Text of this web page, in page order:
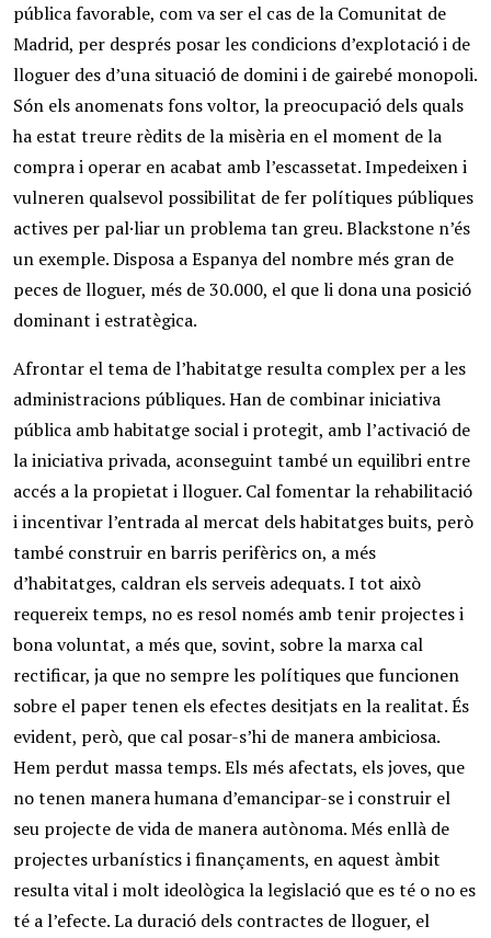
pública favorable, com va ser el cas de la Comunitat de
Madrid, per després posar les condicions d’explotació i de
lloguer des d’una situació de domini i de gairebé monopoli.
Són els anomenats fons voltor, la preocupació dels quals
ha estat treure rèdits de la misèria en el moment de la
compra i operar en acabat amb l’escassetat. Impedeixen i
vulneren qualsevol possibilitat de fer polítiques públiques
actives per pal·liar un problema tan greu. Blackstone n’és
un exemple. Disposa a Espanya del nombre més gran de
peces de lloguer, més de 30.000, el que li dona una posició
dominant i estratègica.
Afrontar el tema de l’habitatge resulta complex per a les
administracions públiques. Han de combinar iniciativa
pública amb habitatge social i protegit, amb l’activació de
la iniciativa privada, aconseguint també un equilibri entre
accés a la propietat i lloguer. Cal fomentar la rehabilitació
i incentivar l’entrada al mercat dels habitatges buits, però
també construir en barris perifèrics on, a més
d’habitatges, caldran els serveis adequats. I tot això
requereix temps, no es resol només amb tenir projectes i
bona voluntat, a més que, sovint, sobre la marxa cal
rectificar, ja que no sempre les polítiques que funcionen
sobre el paper tenen els efectes desitjats en la realitat. És
evident, però, que cal posar-s’hi de manera ambiciosa.
Hem perdut massa temps. Els més afectats, els joves, que
no tenen manera humana d’emancipar-se i construir el
seu projecte de vida de manera autònoma. Més enllà de
projectes urbanístics i finançaments, en aquest àmbit
resulta vital i molt ideològica la legislació que es té o no es
té a l’efecte. La duració dels contractes de lloguer, el